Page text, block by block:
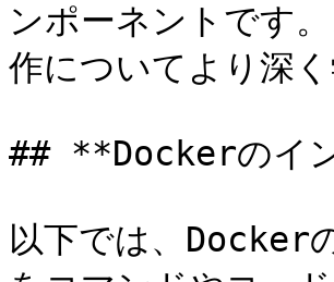
ンポーネントです
作についてより深
## **Dockerのイ
以下では、Docker